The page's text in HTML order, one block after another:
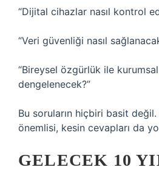
“Dijital cihazlar nasıl kontrol
“Veri güvenliği nasıl
“Bireysel özgürlük ile
dengelenecek?”
Bu soruların hiçbiri basit
önemlisi, kesin cevapları da
GELECEK 10